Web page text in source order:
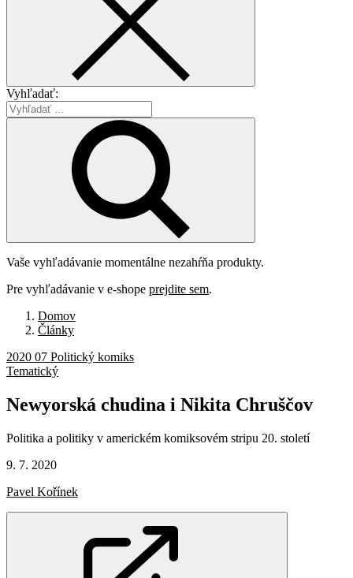
Vyhľadať:
Vaše vyhľadávanie momentálne nezahŕňa produkty.
Pre vyhľadávanie v e-shope prejdite sem.
Domov
Články
2020 07 Politický komiks
Tematický
Newyorská chudina i Nikita Chruščov
Politika a politiky v americkém komiksovém stripu 20. století
9. 7. 2020
Pavel Kořínek